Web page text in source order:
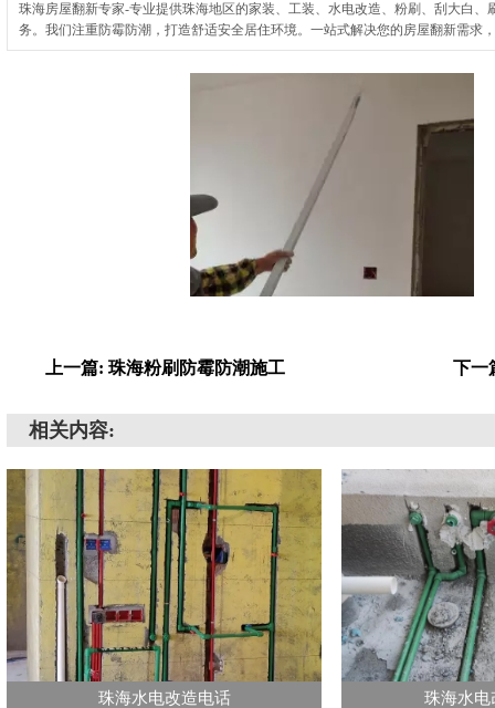
珠海房屋翻新专家-专业提供珠海地区的家装、工装、水电改造、粉刷、刮大白、
务。我们注重防霉防潮，打造舒适安全居住环境。一站式解决您的房屋翻新需求
上一篇: 珠海粉刷防霉防潮施工 下一
相关内容:
珠海水电改造电话 珠海水电